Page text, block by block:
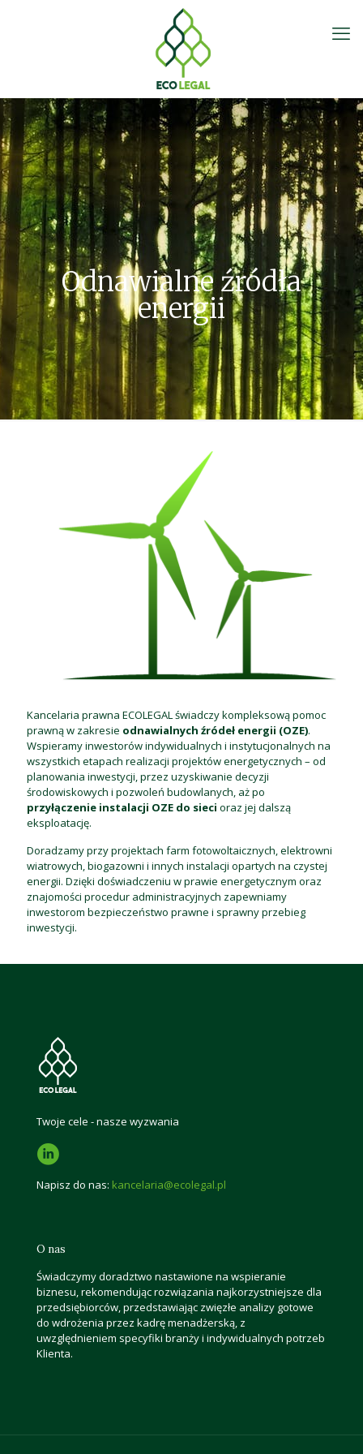
Odnawialne źródła
energii
Kancelaria prawna ECOLEGAL świadczy kompleksową pomoc
prawną w zakresie odnawialnych źródeł energii (OZE).
Wspieramy inwestorów indywidualnych i instytucjonalnych na
wszystkich etapach realizacji projektów energetycznych – od
planowania inwestycji, przez uzyskiwanie decyzji
środowiskowych i pozwoleń budowlanych, aż po
przyłączenie instalacji OZE do sieci oraz jej dalszą
eksploatację.
Doradzamy przy projektach farm fotowoltaicznych, elektrowni
wiatrowych, biogazowni i innych instalacji opartych na czystej
energii. Dzięki doświadczeniu w prawie energetycznym oraz
znajomości procedur administracyjnych zapewniamy
inwestorom bezpieczeństwo prawne i sprawny przebieg
inwestycji.
Twoje cele - nasze wyzwania
Napisz do nas: kancelaria@ecolegal.pl
O nas
Świadczymy doradztwo nastawione na wspieranie
biznesu, rekomendując rozwiązania najkorzystniejsze dla
przedsiębiorców, przedstawiając zwięzłe analizy gotowe
do wdrożenia przez kadrę menadżerską, z
uwzględnieniem specyfiki branży i indywidualnych potrzeb
Klienta.